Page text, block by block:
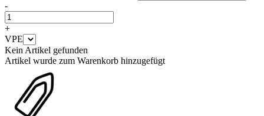
-
+
VPE
Kein Artikel gefunden
Artikel wurde zum Warenkorb hinzugefügt